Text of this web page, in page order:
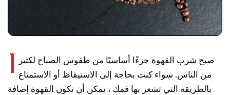
صبح شرب القهوة جزءًا أساسيًا من طقوس الصباح لكثير
من الناس. سواء كنت بحاجة إلى الاستيقاظ أو الاستمتاع
بالطريقة التي تشعر بها فمك ، يمكن أن تكون القهوة إضافة